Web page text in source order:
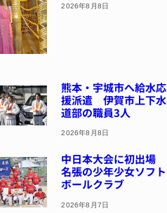
2026年8月8日
熊本・宇城市へ給水応
援派遣 伊賀市上下水
道部の職員3人
2026年8月8日
中日本大会に初出場
名張の少年少女ソフト
ボールクラブ
2026年8月7日